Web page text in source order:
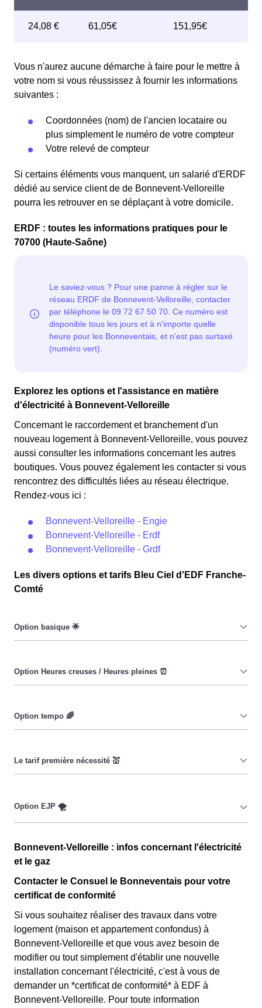
Vous n'aurez aucune démarche à faire pour le mettre à
votre nom si vous réussissez à fournir les informations
suivantes :
Coordonnées (nom) de l'ancien locataire ou
plus simplement le numéro de votre compteur
Votre relevé de compteur
Si certains éléments vous manquent, un salarié d'ERDF
dédié au service client de de Bonnevent-Velloreille
pourra les retrouver en se déplaçant à votre domicile.
ERDF : toutes les informations pratiques pour le
70700 (Haute-Saône)
Explorez les options et l'assistance en matière
d'électricité à Bonnevent-Velloreille
Concernant le raccordement et branchement d'un
nouveau logement à Bonnevent-Velloreille, vous pouvez
aussi consulter les informations concernant les autres
boutiques. Vous pouvez également les contacter si vous
rencontrez des difficultés liées au réseau électrique.
Rendez-vous ici :
Bonnevent-Velloreille - Engie
Bonnevent-Velloreille - Erdf
Bonnevent-Velloreille - Grdf
Les divers options et tarifs Bleu Ciel d'EDF Franche-
Comté
date, ni de l'heure, que ce soit à Bonnevent-Velloreille
ou ailleurs. 💡
Bonnevent-Velloreille est moindre. ⚡
Bonneventais à réduire leur consommation pendant 65
jours par an durant lesquels le prix du kiloWatt est
uniquement pour les consommateurs Bonneventais qui
premiers KWh de chaque mois sont moins chers, et
permettent ainsi de réduire sa facture d'électricité si l'on
Velloreille. Ce tarif existe chez la plupart des
pour les Bonneventais éligibles. 💡🏠
clients Bonneventais l'ayant choisie avant 1998. Elle
différencie deux tarifs : pendant 22 jours le prix de
l'électricité est quatre fois plus cher, tandis que tous les
autres jours de l'année, le prix est 20% moins cher par
rapport au tarif normal à Bonnevent-Velloreille. ⚡💸
Bonnevent-Velloreille : infos concernant l'électricité
et le gaz
Contacter le Consuel le Bonneventais pour votre
certificat de conformité
Si vous souhaitez réaliser des travaux dans votre
logement (maison et appartement confondus) à
Bonnevent-Velloreille et que vous avez besoin de
modifier ou tout simplement d'établir une nouvelle
installation concernant l'électricité, c'est à vous de
demander un *certificat de conformité* à EDF à
Bonnevent-Velloreille. Pour toute information